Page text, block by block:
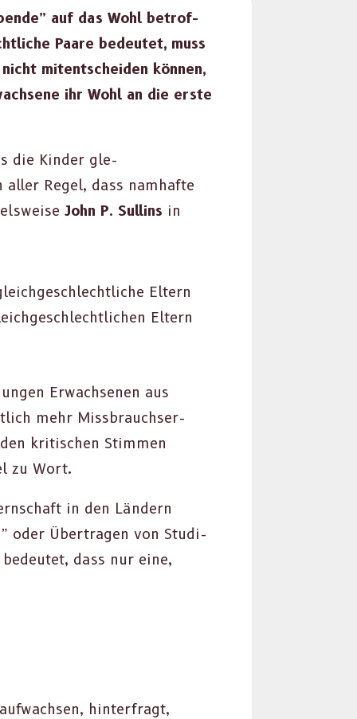
auf das Wohl betrof­
Paare bedeutet, muss
mitentschei­den kön­nen,
ihr Wohl an die erste
die Kinder gle­
Regel, dass namhafte
John P. Sullins in
Eltern
Eltern
Erwach­se­nen aus
mehr Miss­brauch­ser­
kri­tis­chen Stim­men
zu Wort.
in den Län­dern
oder Über­tra­gen von Stu­di­
dass nur eine,
hin­ter­fragt,